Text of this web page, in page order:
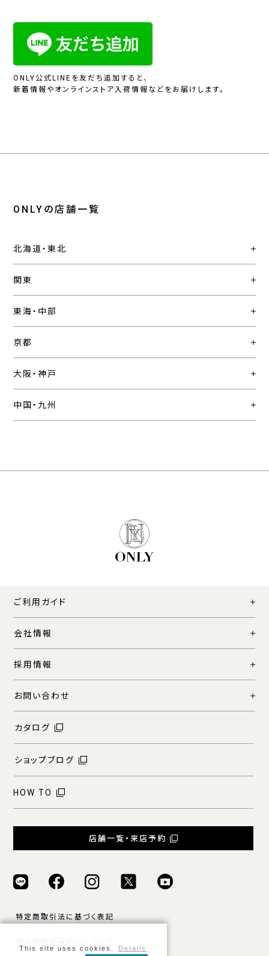
ONLY公式LINEを友だち追加すると、
新着情報やオンラインストア入荷情報などをお届けします。
ONLYの店舗一覧
北海道・東北
関東
東海・中部
京都
大阪・神戸
中国・九州
ご利用ガイド
会社情報
採用情報
お問い合わせ
カタログ
ショップブログ
HOW TO
店舗一覧・来店予約
特定商取引法に基づく表記
This site uses cookies. Details